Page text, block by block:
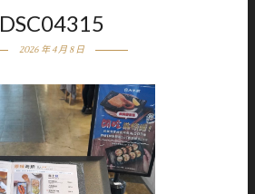
DSC04315
2026 年 4 月 8 日